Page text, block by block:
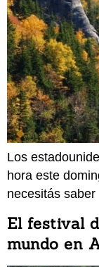
Los
hora este
necesitás saber
El festival
mundo en